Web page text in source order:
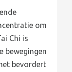
om
Chi is
bewegingen
bevordert